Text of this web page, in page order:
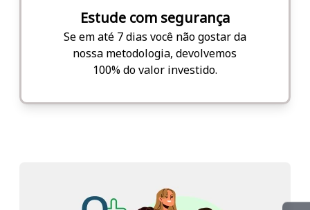
Estude com segurança
Se em até 7 dias você não gostar da
nossa metodologia, devolvemos
100% do valor investido.